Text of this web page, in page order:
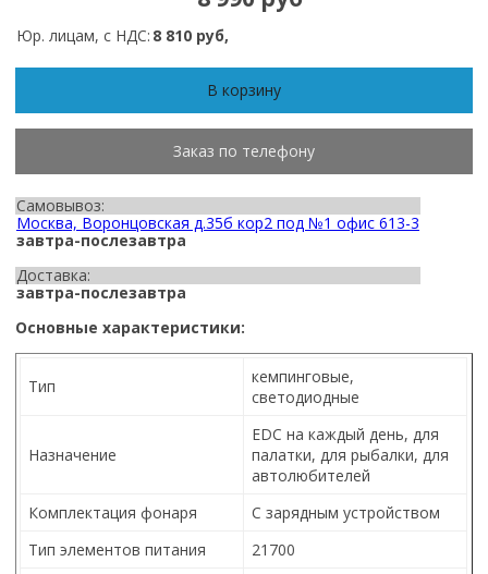
Юр. лицам, с НДС: 8 810 руб,
В корзину
Заказ по телефону
Самовывоз:
Москва, Воронцовская д.35б кор2 под №1 офис 613-3
завтра-послезавтра
Доставка:
завтра-послезавтра
Основные характеристики:
Тип
кемпинговые,
светодиодные
Назначение
EDC на каждый день, для
палатки, для рыбалки, для
автолюбителей
Комплектация фонаря
С зарядным устройством
Тип элементов питания
21700